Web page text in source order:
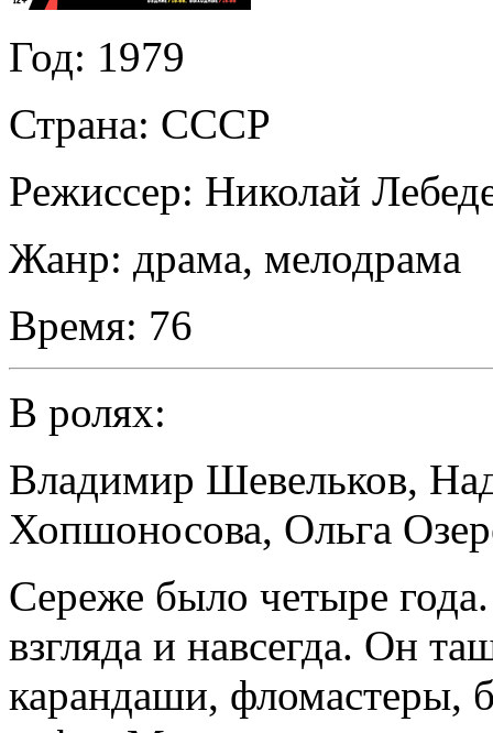
Год: 1979
Страна: СССР
Режиссер: Николай
Жанр: драма, мелодрама
Время: 76
В ролях:
Владимир Шевельков,
Хопшоносова, Ольга
Сереже было четыре
взгляда и навсегда. Он
карандаши, фломастеры,